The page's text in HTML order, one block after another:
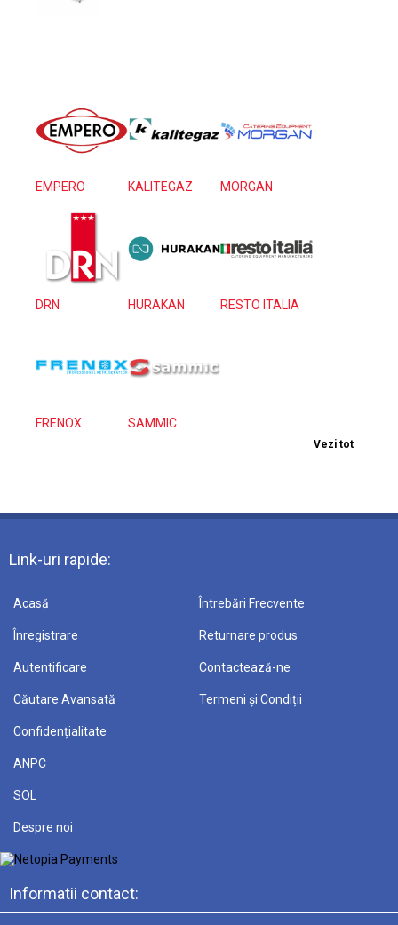
EMPERO KALITEGAZ MORGAN
DRN HURAKAN RESTO ITALIA
FRENOX SAMMIC
Vezi tot
Link-uri rapide:
Acasă
Înregistrare
Autentificare
Căutare Avansată
Întrebări Frecvente
Returnare produs
Contactează-ne
Termeni și Condiții
Confidențialitate
ANPC
SOL
Despre noi
Informatii contact: